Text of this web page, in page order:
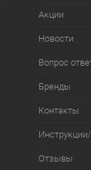
Акции
Новости
Вопрос
Бренды
Контакты
Отзывы